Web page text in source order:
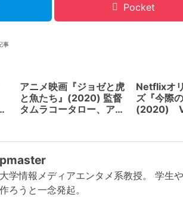
Pocket
事
アニメ映画『ジョゼと虎
と魚たち』(2020) 監督
タムラコータロー、アニ
Netflixオ
ズ『今際
(2020)
プンセッ
学情報メディアエンタメ系教授。 学生
ろうと一念発起。